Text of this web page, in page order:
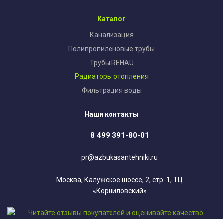
Каталог
Канализация
Полипропиленовые трубы
Трубы REHAU
Радиаторы отопления
Фильтрация воды
Наши контакты
8 499 391-80-01
pr@azbukasantehniki.ru
Москва, Калужское шоссе, 2, стр. 1, ТЦ
«Корниловский»